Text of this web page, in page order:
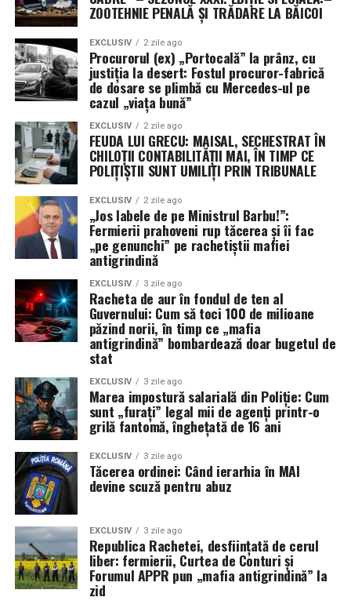
condus de „oamenii lui Bălan și Năsulea” privește în
altă parte. Nepăsarea judecătorilor și lentoarea
polițiștilor confirmă diagnosticul pus de Incisiv de
Prahova: la Ploiești, infractorul are prioritate, iar
victima are doar dreptul de a aștepta prescripția.
Concluzie: Inspectoratul de Protecție al Jmecherului
(IPJ)
De la cămătari și falsificatori, la protejarea
agresorilor de copii, IPJ Prahova s-a transformat
într-un S.R.L. de familie. Până când DGA sau
structurile centrale de la București vor decide să
deratizeze cu adevărat acest județ, singura lege
valabilă rămâne cea a tăcerii și a complicității. Stați
aproape, Sezonul XXXIV promite să scoată la iveală
și mai mulți scheleți din dulapurile „inteligenței”
prahovene! (CristinaT.).
ZOOTEHNIE PENALĂ ȘI TRĂDARE LA BĂICOI
EXCLUSIV 2 zile ago
Procurorul (ex) „Portocală” la prânz, cu
justiția la desert: Fostul procuror-fabrică
de dosare se plimbă cu Mercedes-ul pe
cazul „viața bună”
EXCLUSIV 2 zile ago
FEUDA LUI GRECU: MAISAL, SECHESTRAT ÎN
CHILOȚII CONTABILITĂȚII MAI, ÎN TIMP CE
POLIȚIȘTII SUNT UMILIȚI PRIN TRIBUNALE
EXCLUSIV 2 zile ago
„Jos labele de pe Ministrul Barbu!”:
Fermierii prahoveni rup tăcerea și îi fac
„pe genunchi” pe rachetiștii mafiei
antigrindină
EXCLUSIV 3 zile ago
Racheta de aur în fondul de ten al
Guvernului: Cum să toci 100 de milioane
păzind norii, în timp ce „mafia
antigrindină” bombardează doar bugetul de
stat
EXCLUSIV 3 zile ago
Marea impostură salarială din Poliție: Cum
sunt „furați” legal mii de agenți printr-o
grilă fantomă, înghețată de 16 ani
EXCLUSIV 3 zile ago
Tăcerea ordinei: Când ierarhia în MAI
devine scuză pentru abuz
EXCLUSIV 3 zile ago
Republica Rachetei, desființată de cerul
liber: fermierii, Curtea de Conturi și
Forumul APPR pun „mafia antigrindină” la
zid